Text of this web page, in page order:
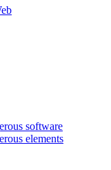
software
elements